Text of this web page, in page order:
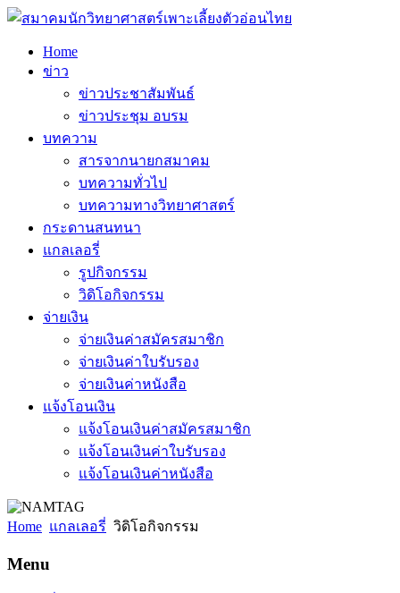
Home
ข่าว
ข่าวประชาสัมพันธ์
ข่าวประชุม อบรม
บทความ
สารจากนายกสมาคม
บทความทั่วไป
บทความทางวิทยาศาสตร์
กระดานสนทนา
แกลเลอรี่
รูปกิจกรรม
วิดิโอกิจกรรม
จ่ายเงิน
จ่ายเงินค่าสมัครสมาชิก
จ่ายเงินค่าใบรับรอง
จ่ายเงินค่าหนังสือ
แจ้งโอนเงิน
แจ้งโอนเงินค่าสมัครสมาชิก
แจ้งโอนเงินค่าใบรับรอง
แจ้งโอนเงินค่าหนังสือ
Home แกลเลอรี่ วิดิโอกิจกรรม
Menu